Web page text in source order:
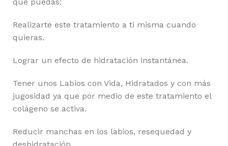
Realizarte este tratamiento a ti misma cuando
quieras.
Lograr un efecto de hidratación instantánea.
Tener unos Labios con Vida, Hidratados y con más
jugosidad ya que por medio de este tratamiento el
colágeno se activa.
Reducir manchas en los labios, resequedad y
deshidratación.